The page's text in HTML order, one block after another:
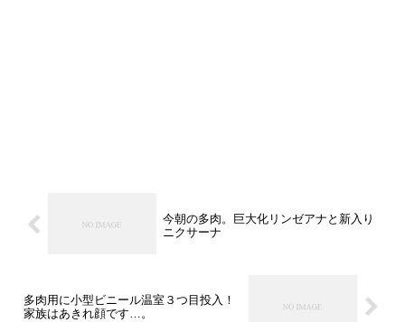
今朝の多肉。巨大化リンゼアナと新入り
ニクサーナ
多肉用に小型ビニール温室３つ目投入！
家族はあきれ顔です…。